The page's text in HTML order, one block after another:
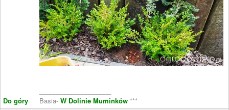
Do góry
Basia- W Dolinie Muminków ***